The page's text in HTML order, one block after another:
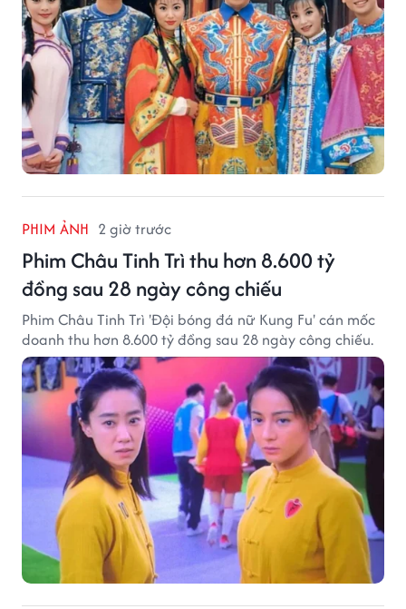
PHIM ẢNH 2 giờ trước
Phim Châu Tinh Trì thu hơn 8.600 tỷ
đồng sau 28 ngày công chiếu
Phim Châu Tinh Trì 'Đội bóng đá nữ Kung Fu' cán mốc
doanh thu hơn 8.600 tỷ đồng sau 28 ngày công chiếu.